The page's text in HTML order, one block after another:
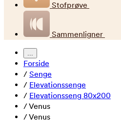
Stofprøve
Sammenligner
...
Forside
/ Senge
/ Elevationssenge
/ Elevationsseng 80x200
/Venus
/Venus